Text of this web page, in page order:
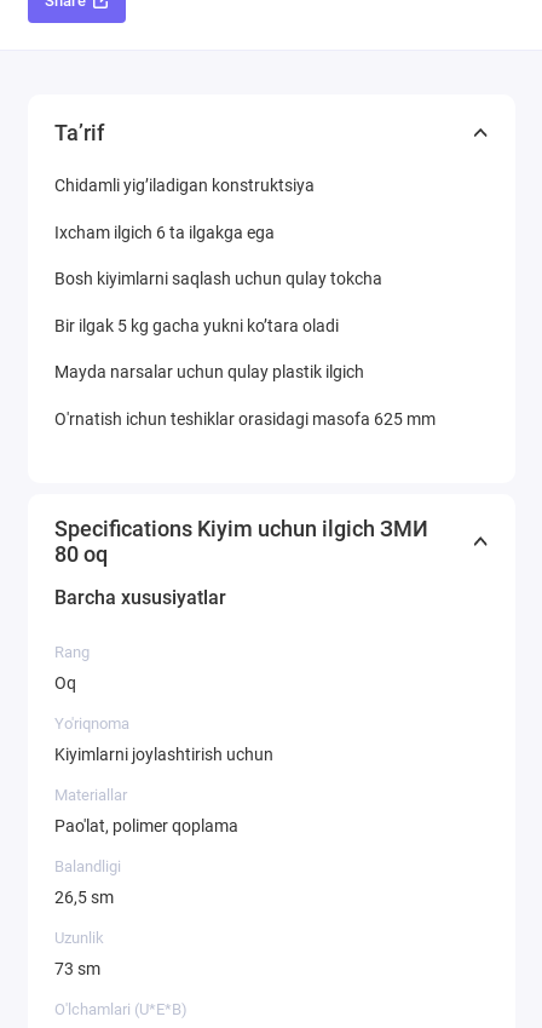
Ta’rif
Chidamli yig’iladigan konstruktsiya
Ixcham ilgich 6 ta ilgakga ega
Bosh kiyimlarni saqlash uchun qulay tokcha
Bir ilgak 5 kg gacha yukni ko’tara oladi
Mayda narsalar uchun qulay plastik ilgich
O'rnatish ichun teshiklar orasidagi masofa 625 mm
Specifications Kiyim uchun ilgich ЗМИ
80 oq
Barcha xususiyatlar
Rang
Oq
Yo'riqnoma
Kiyimlarni joylashtirish uchun
Materiallar
Pao'lat, polimer qoplama
Balandligi
26,5 sm
Uzunlik
73 sm
O'lchamlari (U*E*B)